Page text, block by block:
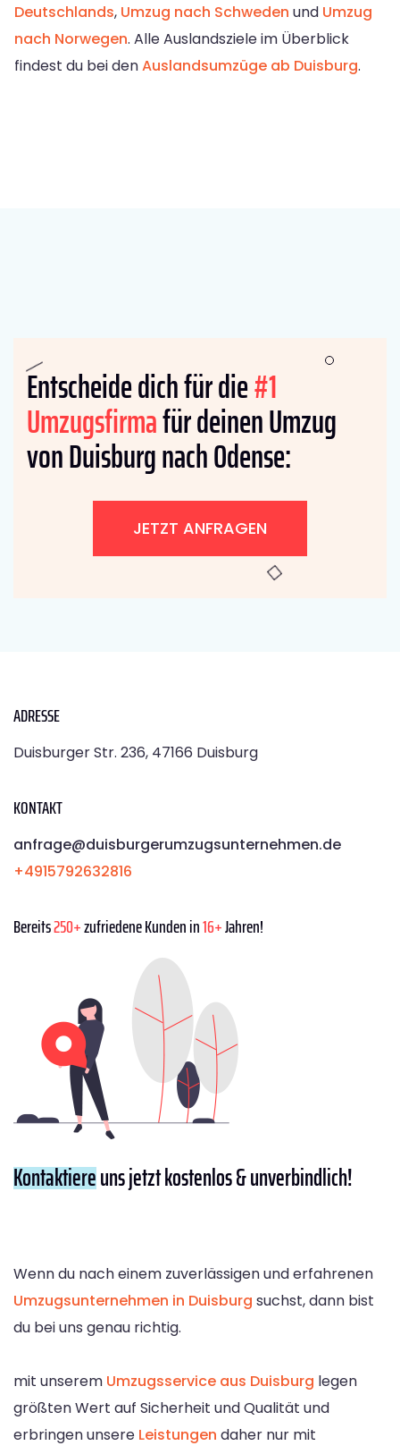
Deutschlands, Umzug nach Schweden und Umzug
nach Norwegen. Alle Auslandsziele im Überblick
findest du bei denAuslandsumzüge ab Duisburg.
Entscheide dich für die#1
Umzugsfirmafür deinen Umzug
von Duisburg nach Odense:
JETZT ANFRAGEN
ADRESSE
Duisburger Str. 236, 47166 Duisburg
KONTAKT
anfrage@duisburgerumzugsunternehmen.de
+4915792632816
Bereits250+zufriedene Kunden in16+Jahren!
Kontaktiereuns jetzt kostenlos & unverbindlich!
Wenn du nach einem zuverlässigen und erfahrenen
Umzugsunternehmen in Duisburg suchst, dann bist
du bei uns genau richtig.
mit unserem Umzugsservice aus Duisburg legen
größten Wert auf Sicherheit und Qualität und
erbringen unsere Leistungen daher nur mit